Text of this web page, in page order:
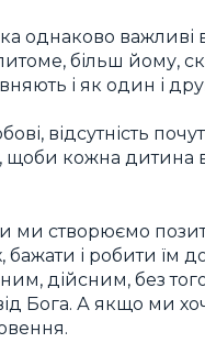
однаково важливі
більш йому,
і як один і
відсутність
кожна дитина в
створюємо
бажати і робити
дійсним, без
Бога. А якщо ми